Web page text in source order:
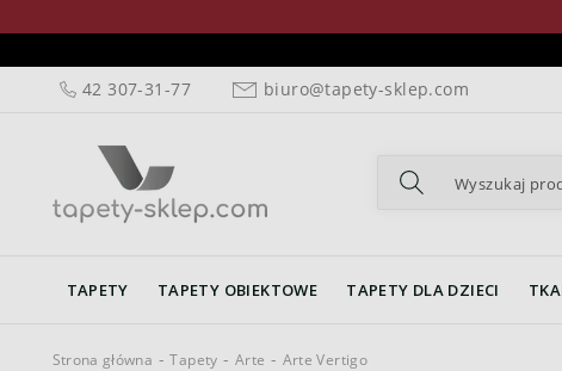
42 307-31-77
biuro@tapety-sklep.com
TAPETY TAPETY OBIEKTOWE TAPETY DLA DZIECI
Strona główna Tapety Arte Arte Vertigo